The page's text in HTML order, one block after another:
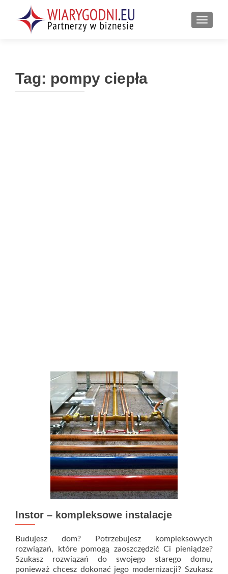
Tag: pompy ciepła
Instor – kompleksowe instalacje
Budujesz dom? Potrzebujesz kompleksowych
rozwiązań, które pomogą zaoszczędzić Ci pieniądze?
Szukasz rozwiązań do swojego starego domu,
ponieważ chcesz dokonać jego modernizacji? Szukasz